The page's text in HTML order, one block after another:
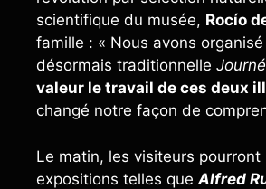
scientifique du musée, Rocío
famille : « Nous avons
désormais traditionnelle
valeur le travail de ces deux
changé notre façon de
Le matin, les visiteurs
expositions telles que Alfred